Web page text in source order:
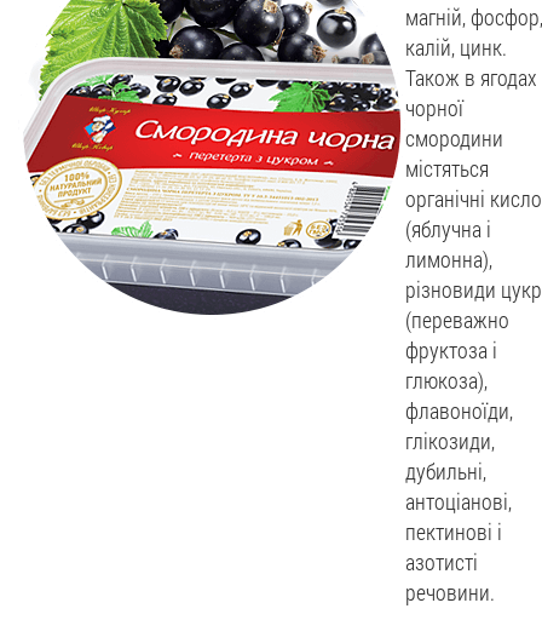
магній, фосфор,
калій, цинк.
Також в ягодах
чорної
смородини
містяться
органічні
(яблучна і
лимонна),
різновиди
(переважно
фруктоза і
глюкоза),
флавоноїди,
глікозиди,
дубильні,
антоціанові,
пектинові і
азотисті
речовини.